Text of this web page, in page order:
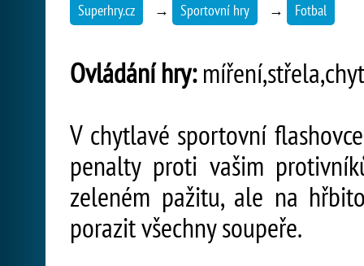
Superhry.cz → Sportovní hry → Fotbal
Ovládání hry:
V chytlavé sportovní
penalty proti vašim
zeleném pažitu, ale na
porazit všechny soupeře.